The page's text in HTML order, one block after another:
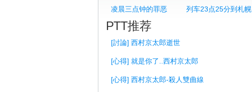
凌晨三点钟的罪恶 列车23点25分到札幌
PTT推荐
[討論] 西村京太郎逝世
[心得] 就是你了..西村京太郎
[心得] 西村京太郎-殺人雙曲線